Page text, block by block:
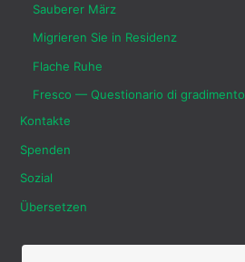
Sauberer März
Migrieren Sie in Residenz
Flache Ruhe
Fresco — Questionario di gradimento
Kontakte
Spenden
Sozial
Übersetzen